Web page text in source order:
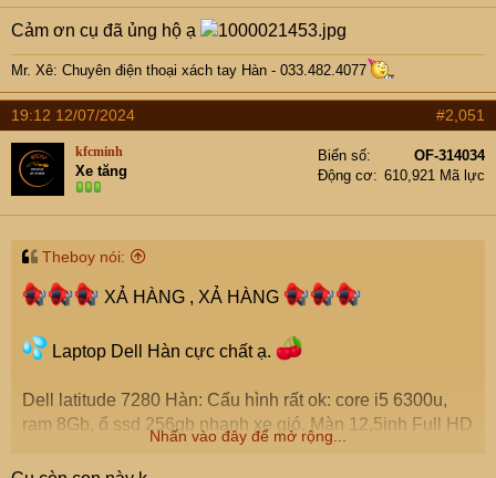
Cảm ơn cụ đã ủng hộ ạ
Mr. Xê: Chuyên điện thoại xách tay Hàn - 033.482.4077
19:12 12/07/2024 #2,051
kfcminh
Xe tăng
Biển số
OF-314034
Động cơ
610,921 Mã lực
Theboy nói:
XẢ HÀNG , XẢ HÀNG
Laptop Dell Hàn cực chất ạ.
Dell latitude 7280 Hàn: Cấu hình rất ok: core i5 6300u,
ram 8Gb, ổ ssd 256gb nhanh xe gió. Màn 12,5inh Full HD
nhỏ gọn, siêu đẹp. Nhìn quả phím Hàn là đã thấy uy tín ạ.
Bản Hàn luôn chất nổi tiếng.
Nhấn vào đây để mở rộng...